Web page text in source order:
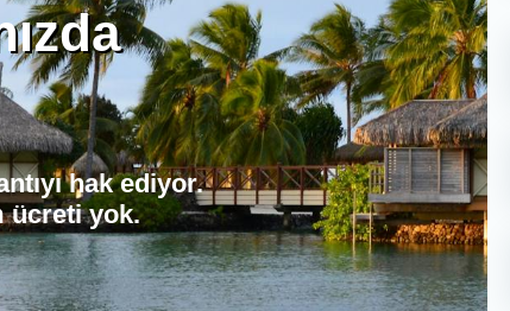
hak ediyor.
ücreti yok.